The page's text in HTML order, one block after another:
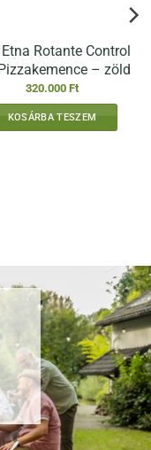
Rotante Control
– zöld
320.000 Ft
KOSÁRBA TESZEM